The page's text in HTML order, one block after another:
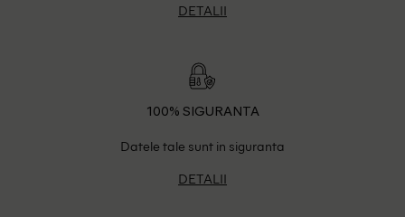
DETALII
100% SIGURANTA
Datele tale sunt in siguranta
DETALII